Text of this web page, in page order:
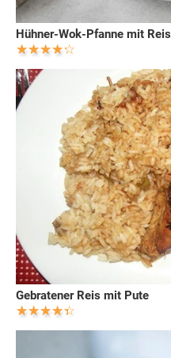
Hühner-Wok-Pfanne mit Reis
Gebratener Reis mit Pute